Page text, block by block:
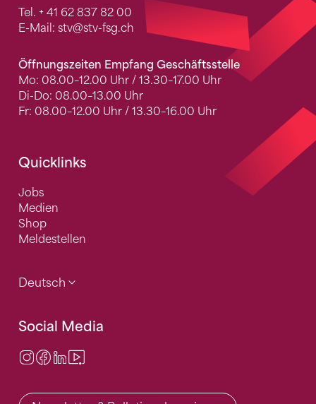
Tel. + 41 62 837 82 00
E-Mail: stv@stv-fsg.ch
Öffnungszeiten Empfang Geschäftsstelle
Mo: 08.00–12.00 Uhr / 13.30–17.00 Uhr
Di-Do: 08.00–13.00 Uhr
Fr: 08.00–12.00 Uhr / 13.30–16.00 Uhr
Quicklinks
Jobs
Medien
Shop
Meldestellen
Deutsch
Social Media
Instagram
Facebook
LinkedIn